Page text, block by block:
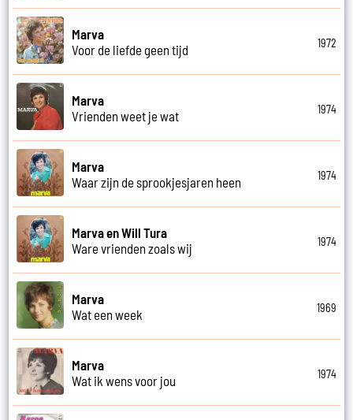
Marva
Voor de liefde geen tijd
1972
Marva
Vrienden weet je wat
1974
Marva
Waar zijn de sprookjesjaren heen
1974
Marva en Will Tura
Ware vrienden zoals wij
1974
Marva
Wat een week
1969
Marva
Wat ik wens voor jou
1974